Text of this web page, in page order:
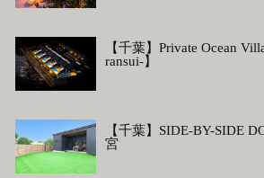
【千葉】Private Ocean
ransui-】
【千葉】SIDE-BY-SIDE
宮